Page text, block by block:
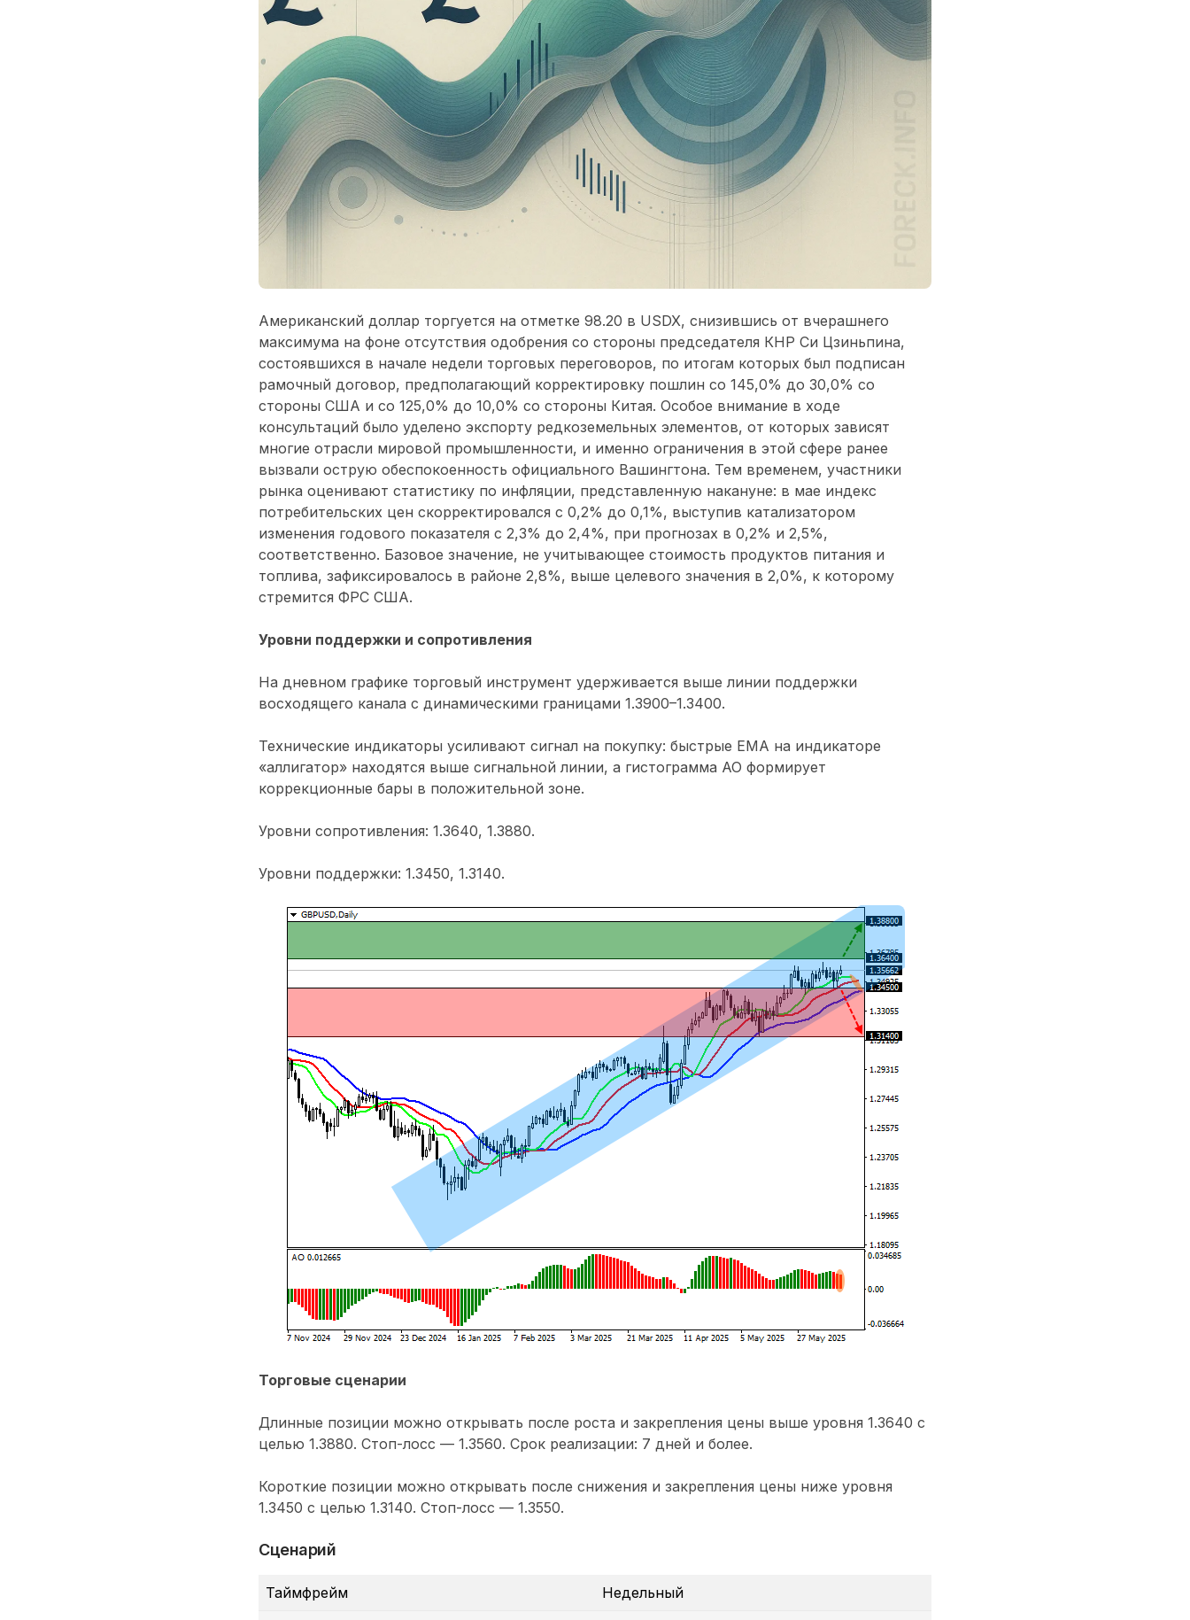
Американский доллар торгуется на отметке 98.20 в USDX, снизившись от вчерашнего
максимума на фоне отсутствия одобрения со стороны председателя КНР Си Цзиньпина,
состоявшихся в начале недели торговых переговоров, по итогам которых был подписан
рамочный договор, предполагающий корректировку пошлин со 145,0% до 30,0% со
стороны США и со 125,0% до 10,0% со стороны Китая. Особое внимание в ходе
консультаций было уделено экспорту редкоземельных элементов, от которых зависят
многие отрасли мировой промышленности, и именно ограничения в этой сфере ранее
вызвали острую обеспокоенность официального Вашингтона. Тем временем, участники
рынка оценивают статистику по инфляции, представленную накануне: в мае индекс
потребительских цен скорректировался с 0,2% до 0,1%, выступив катализатором
изменения годового показателя с 2,3% до 2,4%, при прогнозах в 0,2% и 2,5%,
соответственно. Базовое значение, не учитывающее стоимость продуктов питания и
топлива, зафиксировалось в районе 2,8%, выше целевого значения в 2,0%, к которому
стремится ФРС США.
Уровни поддержки и сопротивления
На дневном графике торговый инструмент удерживается выше линии поддержки
восходящего канала с динамическими границами 1.3900–1.3400.
Технические индикаторы усиливают сигнал на покупку: быстрые ЕМА на индикаторе
«аллигатор» находятся выше сигнальной линии, а гистограмма АО формирует
коррекционные бары в положительной зоне.
Уровни сопротивления: 1.3640, 1.3880.
Уровни поддержки: 1.3450, 1.3140.
Торговые сценарии
Длинные позиции можно открывать после роста и закрепления цены выше уровня 1.3640 с
целью 1.3880. Стоп-лосс — 1.3560. Срок реализации: 7 дней и более.
Короткие позиции можно открывать после снижения и закрепления цены ниже уровня
1.3450 с целью 1.3140. Стоп-лосс — 1.3550.
Сценарий
Таймфрейм Недельный